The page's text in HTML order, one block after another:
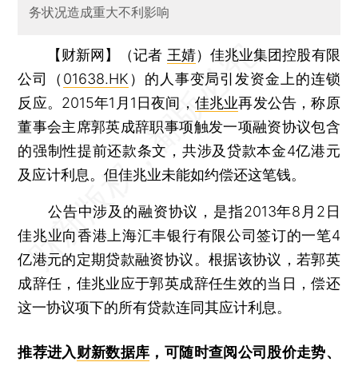
务状况造成重大不利影响
【财新网】（记者 王婧） 佳兆业集团控股有限
公司（ 01638.HK ）的人事变局引发资金上的连锁
反应。2015年1月1日夜间， 佳兆业再发公告，称原
董事会主席郭英成辞职事项触发一项融资协议包含
的强制性提前还款条文，共涉及贷款本金4亿港元
及应计利息。但佳兆业未能如约偿还这笔钱。
公告中涉及的融资协议，是指2013年8月2日
佳兆业向香港上海汇丰银行有限公司签订的一笔4
亿港元的定期贷款融资协议。根据该协议，若郭英
成辞任，佳兆业应于郭英成辞任生效的当日，偿还
这一协议项下的所有贷款连同其应计利息。
推荐进入财新数据库 ，可随时查阅公司股价走势、